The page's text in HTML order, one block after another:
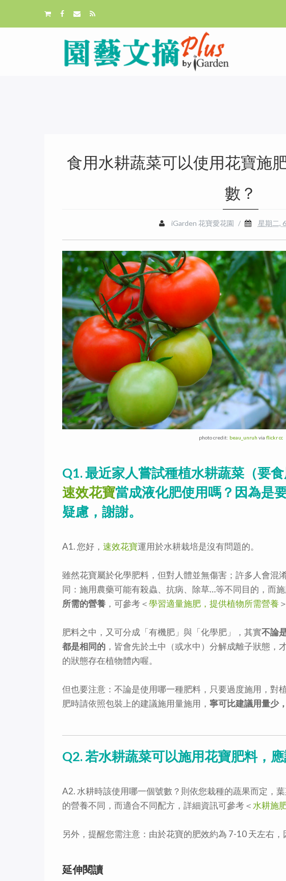
食用水耕蔬菜可以使用花寶施
數？
iGarden 花寶愛花園 / 星期二,
photo credit: beau_unruh via flickr cc
Q1. 最近家人嘗試種植水耕蔬菜（要
速效花寶當成液化肥使用嗎？因為是
疑慮，謝謝。
A1. 您好， 速效花寶運用於水耕栽培是沒有問題的。
雖然花寶屬於化學肥料，但對人體並無傷害；許多人會混
同：施用農藥可能有殺蟲、抗病、除草…等不同目的，而
所需的營養 ，可參考＜學習適量施肥，提供植物所需營養
肥料之中，又可分成「有機肥」與「化學肥」，其實不論
都是相同的 ，皆會先於土中（或水中）分解成離子狀態，
的狀態存在植物體內喔。
但也要注意：不論是使用哪一種肥料，只要過度施用，對
肥時請依照包裝上的建議施用量施用， 寧可比建議用量少
Q2. 若水耕蔬菜可以施用花寶肥料，
A2. 水耕時該使用哪一個號數？則依您栽種的蔬果而定，
的營養不同，而適合不同配方，詳細資訊可參考＜ 水耕施
另外，提醒您需注意：由於花寶的肥效約為 7-10 天左右，
延伸閱讀